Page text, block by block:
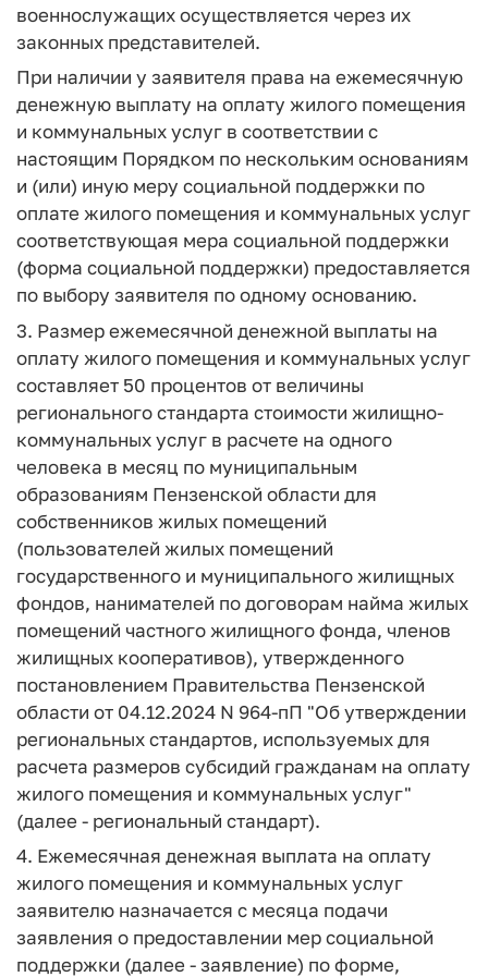
военнослужащих осуществляется через их
законных представителей.
При наличии у заявителя права на ежемесячную
денежную выплату на оплату жилого помещения
и коммунальных услуг в соответствии с
настоящим Порядком по нескольким основаниям
и (или) иную меру социальной поддержки по
оплате жилого помещения и коммунальных услуг
соответствующая мера социальной поддержки
(форма социальной поддержки) предоставляется
по выбору заявителя по одному основанию.
3. Размер ежемесячной денежной выплаты на
оплату жилого помещения и коммунальных услуг
составляет 50 процентов от величины
регионального стандарта стоимости жилищно-
коммунальных услуг в расчете на одного
человека в месяц по муниципальным
образованиям Пензенской области для
собственников жилых помещений
(пользователей жилых помещений
государственного и муниципального жилищных
фондов, нанимателей по договорам найма жилых
помещений частного жилищного фонда, членов
жилищных кооперативов), утвержденного
постановлением Правительства Пензенской
области от 04.12.2024 N 964-пП "Об утверждении
региональных стандартов, используемых для
расчета размеров субсидий гражданам на оплату
жилого помещения и коммунальных услуг"
(далее - региональный стандарт).
4. Ежемесячная денежная выплата на оплату
жилого помещения и коммунальных услуг
заявителю назначается с месяца подачи
заявления о предоставлении мер социальной
поддержки (далее - заявление) по форме,